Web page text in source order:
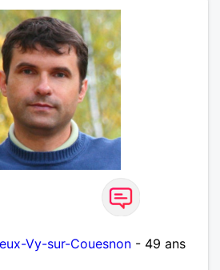
Vy-sur-Couesnon - 49 ans